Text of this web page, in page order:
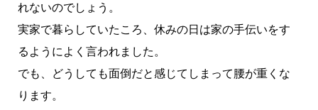
れないのでしょう。
実家で暮らしていたころ、休みの日は家の手伝いをす
るようによく言われました。
でも、どうしても面倒だと感じてしまって腰が重くな
ります。